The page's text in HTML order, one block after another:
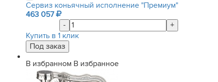
Сервиз коньячный исполнение "Премиум"
463 057
-
+
Купить в 1 клик
В избранном В избранное